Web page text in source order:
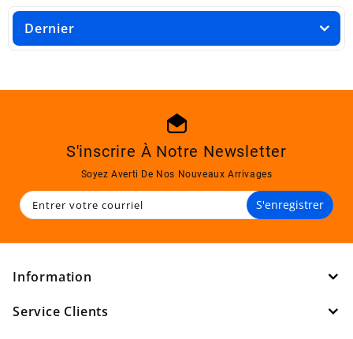
Dernier
S'inscrire À Notre Newsletter
Soyez Averti De Nos Nouveaux Arrivages
S'enregistrer
Information
Service Clients